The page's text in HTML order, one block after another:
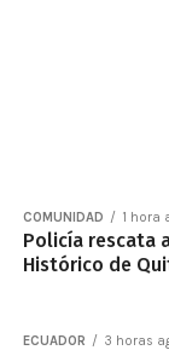
COMUNIDAD 1 hora
Policía rescata
Histórico de
ECUADOR 3 horas